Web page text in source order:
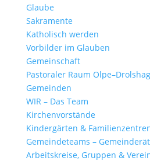
Glaube
Sakra­mente
Katho­lisch werden
Vorbilder im Glauben
Gemein­schaft
Pasto­raler Raum
Gemeinden
WIR – Das Team
Kirchen­vor­stände
Kinder­gärten &
Gemein­de­teams –
Arbeits­kreise, Gruppen &